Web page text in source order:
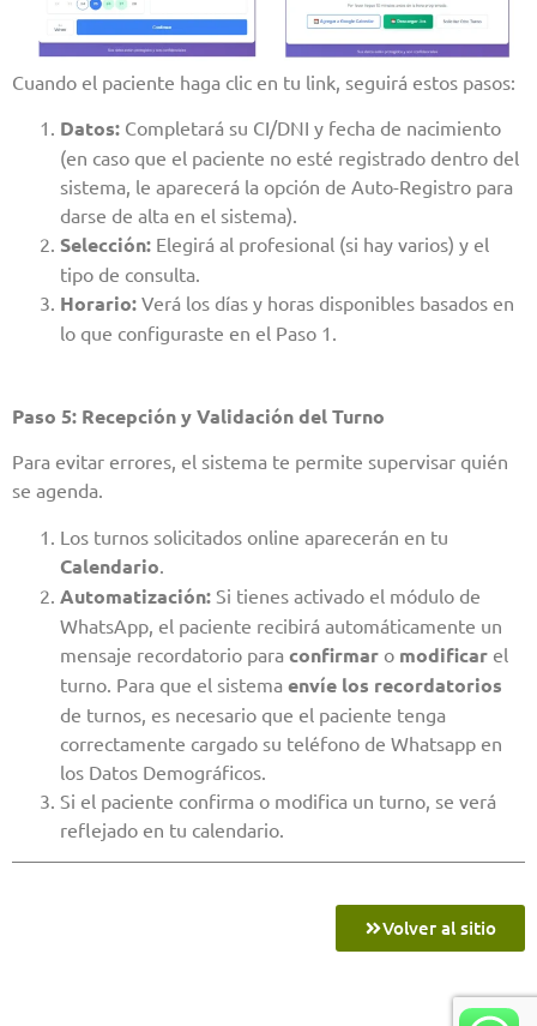
Cuando el paciente haga clic en tu link, seguirá estos pasos:
Datos: Completará su CI/DNI y fecha de nacimiento
(en caso que el paciente no esté registrado dentro del
sistema, le aparecerá la opción de Auto-Registro para
darse de alta en el sistema).
Selección: Elegirá al profesional (si hay varios) y el
tipo de consulta.
Horario: Verá los días y horas disponibles basados en
lo que configuraste en el Paso 1.
Paso 5: Recepción y Validación del Turno
Para evitar errores, el sistema te permite supervisar quién
se agenda.
Los turnos solicitados online aparecerán en tu
Calendario
Automatización: Si tienes activado el módulo de
WhatsApp, el paciente recibirá automáticamente un
mensaje recordatorio para confirmar o modificar el
turno. Para que el sistema envíe los recordatorios
de turnos, es necesario que el paciente tenga
correctamente cargado su teléfono de Whatsapp en
los Datos Demográficos.
Si el paciente confirma o modifica un turno, se verá
reflejado en tu calendario.
Volver al sitio